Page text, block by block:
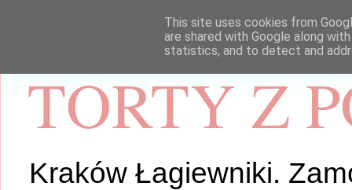
TORTY Z
Kraków Łagiewniki.
This site uses cookies from
are shared with Google along
statistics, and to detect and